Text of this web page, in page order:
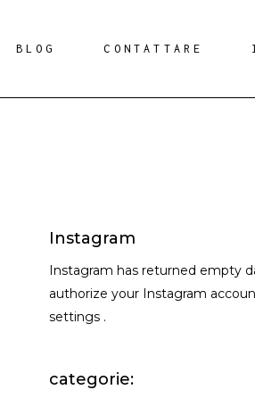
BLOG CONTATTARE
Instagram
Instagram has returned empty
authorize your Instagram
settings .
categorie: